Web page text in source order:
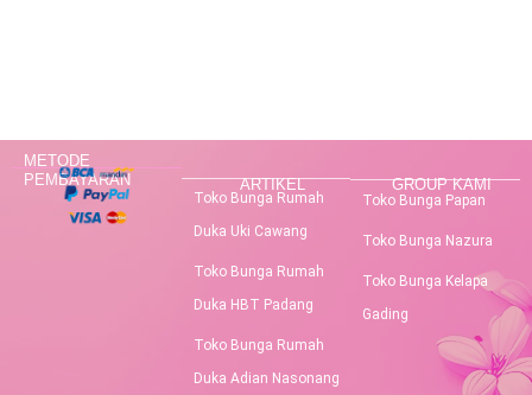
METODE
PEMBAYARAN
ARTIKEL
Toko Bunga Rumah
Duka Uki Cawang
Toko Bunga Rumah
Duka HBT Padang
Toko Bunga Rumah
Duka Adian Nasonang
GROUP KAMI
Toko Bunga Papan
Toko Bunga Nazura
Toko Bunga Kelapa
Gading